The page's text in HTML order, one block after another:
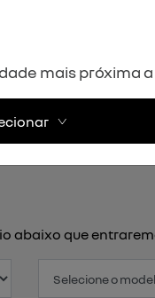
abaixo que
mais próxima